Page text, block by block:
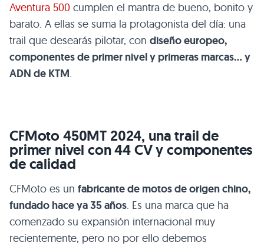
Aventura 500 cumplen el mantra de bueno, bonito y
barato. A ellas se suma la protagonista del día: una
trail que desearás pilotar, con diseño europeo,
componentes de primer nivel y primeras marcas… y
ADN de KTM.
CFMoto 450MT 2024, una trail de
primer nivel con 44 CV y componentes
de calidad
CFMoto es un fabricante de motos de origen chino,
fundado hace ya 35 años. Es una marca que ha
comenzado su expansión internacional muy
recientemente, pero no por ello debemos